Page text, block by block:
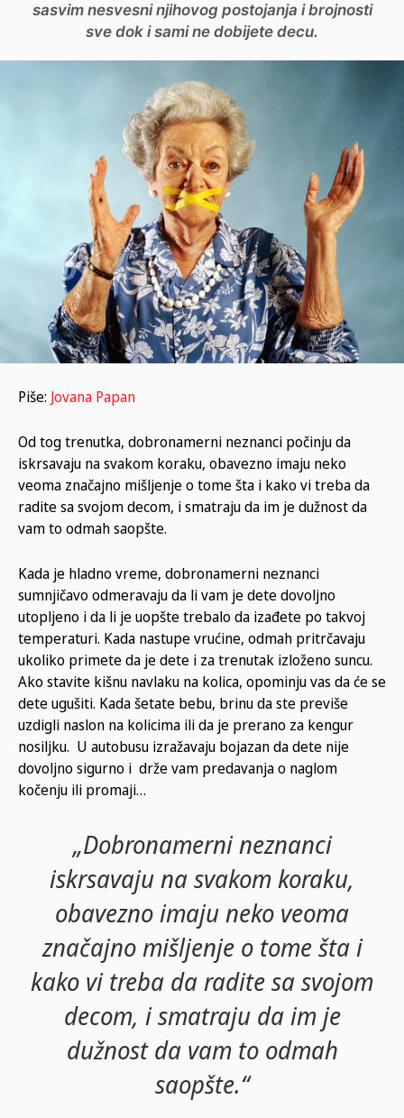
sasvim nesvesni njihovog postojanja i brojnosti
sve dok i sami ne dobijete decu.
Piše: Jovana Papan
Od tog trenutka, dobronamerni neznanci počinju da
iskrsavaju na svakom koraku, obavezno imaju neko
veoma značajno mišljenje o tome šta i kako vi treba da
radite sa svojom decom, i smatraju da im je dužnost da
vam to odmah saopšte.
Kada je hladno vreme, dobronamerni neznanci
sumnjičavo odmeravaju da li vam je dete dovoljno
utopljeno i da li je uopšte trebalo da izađete po takvoj
temperaturi. Kada nastupe vrućine, odmah pritrčavaju
ukoliko primete da je dete i za trenutak izloženo suncu.
Ako stavite kišnu navlaku na kolica, opominju vas da će se
dete ugušiti. Kada šetate bebu, brinu da ste previše
uzdigli naslon na kolicima ili da je prerano za kengur
nosiljku. U autobusu izražavaju bojazan da dete nije
dovoljno sigurno i drže vam predavanja o naglom
kočenju ili promaji…
„Dobronamerni neznanci
iskrsavaju na svakom koraku,
obavezno imaju neko veoma
značajno mišljenje o tome šta i
kako vi treba da radite sa svojom
decom, i smatraju da im je
dužnost da vam to odmah
saopšte.“